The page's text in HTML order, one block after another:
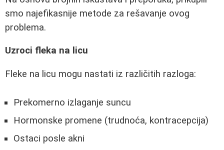
smo najefikasnije metode za rešavanje ovog
problema.
Uzroci fleka na licu
Fleke na licu mogu nastati iz različitih razloga:
Prekomerno izlaganje suncu
Hormonske promene (trudnoća, kontracepcija)
Ostaci posle akni